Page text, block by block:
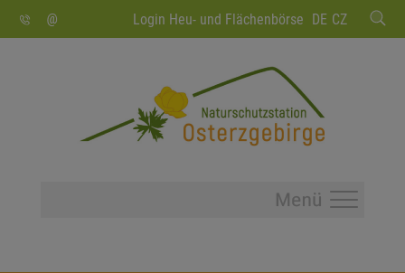
Login Heu- und Flächenbörse DE CZ